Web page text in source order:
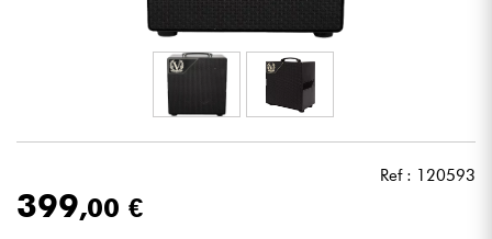
Micros & HF
Eclairage
Ref : 120593
399,00 €